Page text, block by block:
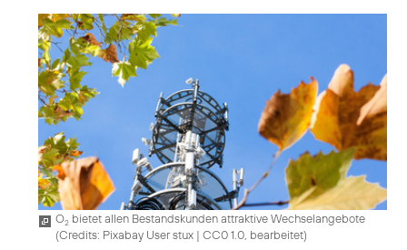
O2 bietet allen Bestandskunden attraktive Wechselangebote
(Credits: Pixabay User stux | CC0 1.0, bearbeitet)